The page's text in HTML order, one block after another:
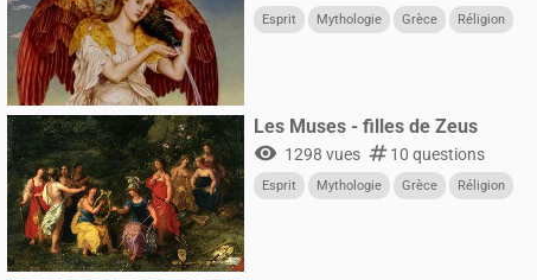
Esprit Mythologie Grèce Réligion
Les Muses - filles de Zeus
visibility 1298 vues numbers10 questions
Esprit Mythologie Grèce Réligion